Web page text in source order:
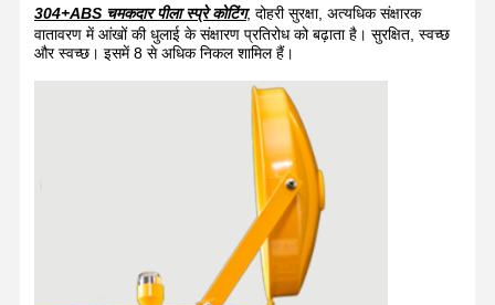
हमारे बारे में
304+ABS चमकदार पीला स्प्रे कोटिंग, दोहरी सुरक्षा, अत्यधिक संक्षारक
वातावरण में आंखों की धुलाई के संक्षारण प्रतिरोध को बढ़ाता है। सुरक्षित, स्वच्छ
और स्वच्छ। इसमें 8 से अधिक निकल शामिल हैं।